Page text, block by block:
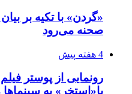
«گردن» با تکیه بر
صحنه می‌رود
4 هفته پیش
رونمایی از پوستر
با«استخر» به سینماها